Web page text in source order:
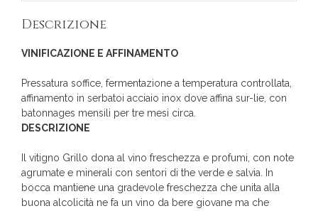
Descrizione
VINIFICAZIONE E AFFINAMENTO
Pressatura soffice, fermentazione a temperatura controllata,
affinamento in serbatoi acciaio inox dove affina sur-lie, con
batonnages mensili per tre mesi circa.
DESCRIZIONE
Il vitigno Grillo dona al vino freschezza e profumi, con note
agrumate e minerali con sentori di the verde e salvia. In
bocca mantiene una gradevole freschezza che unita alla
buona alcolicità ne fa un vino da bere giovane ma che